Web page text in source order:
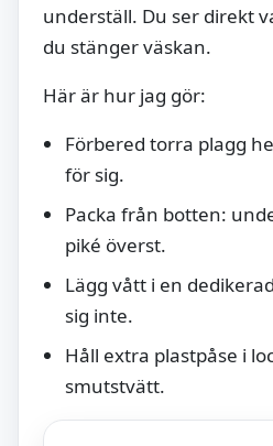
underställ. Du ser direkt
du stänger väskan.
Här är hur jag gör:
Förbered torra plagg
för sig.
Packa från botten:
piké överst.
Lägg vått i en
sig inte.
Håll extra plastpåse i
smutstvätt.